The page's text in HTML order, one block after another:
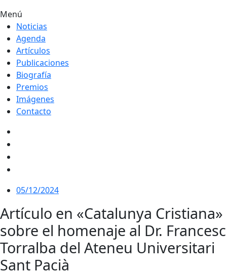
Menú
Noticias
Agenda
Artículos
Publicaciones
Biografía
Premios
Imágenes
Contacto
05/12/2024
Artículo en «Catalunya Cristiana»
sobre el homenaje al Dr. Francesc
Torralba del Ateneu Universitari
Sant Pacià